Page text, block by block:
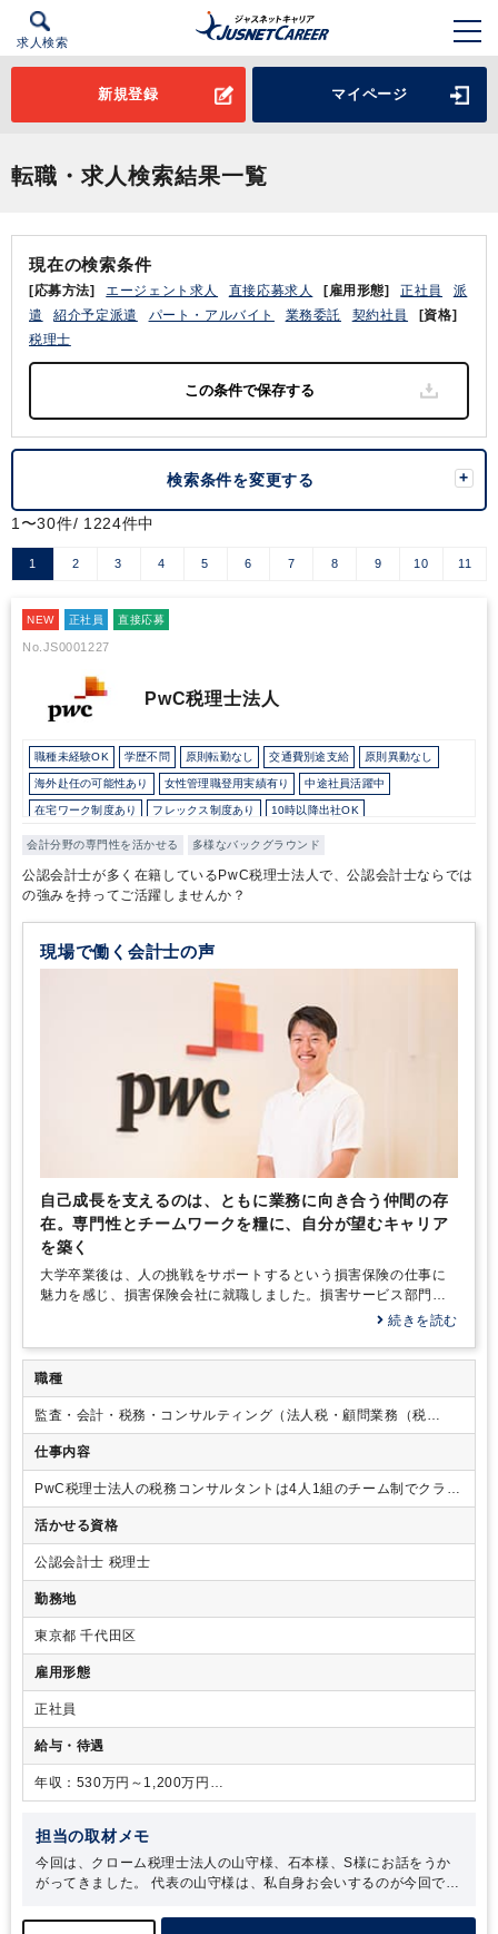
求人検索
新規登録 マイページ
転職・求人検索結果一覧
1 2 3 4 5 6 7 8 9 10 11
NEW 正社員 直接応募
No.JS0001227
PwC税理士法人
職種未経験OK 学歴不問 原則転勤なし 交通費別途支給 原則異動なし
海外赴任の可能性あり 女性管理職登用実績有り 中途社員活躍中
在宅ワーク制度あり フレックス制度あり 10時以降出社OK
16時以前退社OK 所定労働時間8時間未満 駅から徒歩5分以内
育児・託児支援制度 完全週休2日制
会計分野の専門性を活かせる 多様なバックグラウンド
公認会計士が多く在籍しているPwC税理士法人で、公認会計士ならでは
の強みを持ってご活躍しませんか？
現場で働く会計士の声
自己成長を支えるのは、ともに業務に向き合う仲間の存
在。専門性とチームワークを糧に、自分が望むキャリア
を築く
大学卒業後は、人の挑戦をサポートするという損害保険の仕事に
魅力を感じ、損害保険会社に就職しました。損害サービス部門
で、保険金の支払いと自動車保険の示談交渉に携わり、やりがい
が本当にやりたい仕事が他にあるのではないか？」――そんな疑
問が芽生え始めたのです。会社での仕事、待遇自体には満足して
いたので、すぐに転身を考えたわけではありません。ただ、将来
に向けて新しいスキルを身に付けたいと考えて、簿記の勉強をス
タートしました。
そんな思いで簿記の勉強に向き合うなかで、ビジネスにおける会
計や財務に関するスキルの重要性を感じ、どうせやるならと公認
会計士の資格取得に挑戦することにしました。そこから1年半ほど
の努力の末、短答式試験に合格できたのですが、その年の論文式
試験は不合格……。そこで、思い切って背水の陣を敷くことに。
に向けて集中することにしたのです。
続きを読む
職種
監査・会計・税務・コンサルティング（法人税・顧問業務（税
務）、国際税務（税務）M&A・企業再生）
仕事内容
PwC税理士法人の税務コンサルタントは4人1組のチーム制でクライ
アントを受け持ち、申告業務から日々の税務相談、コンサルティン
グ業務までをワンストップで提供しているため、いずれの部におい
ても、申告業務から各種コンサルティング業務に関与いただけま
す。
活かせる資格
公認会計士 税理士
勤務地
東京都 千代田区
雇用形態
正社員
給与・待遇
年収：530万円～1,200万円
月給：333,750円～875,675円
担当の取材メモ
今回は、クローム税理士法人の山守様、石本様、S様にお話をうか
がってきました。
代表の山守様は、私自身お会いするのが今回で三
接してくださる穏やかなお人柄の方です。山守様は経営の基盤にも
現在の検索条件
[応募方法] エージェント求人 直接応募求人 [雇用形態] 正社員
派
遣
紹介予定派遣 パート・アルバイト 業務委託 契約社員
[資格]
税理士
検索条件を変更する
1〜30件/ 1224件中